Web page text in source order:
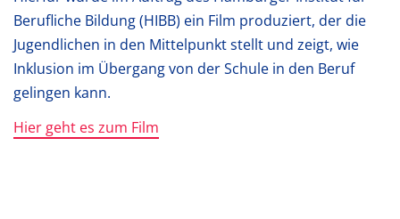
Berufliche Bildung (HIBB) ein Film produziert, der die
Jugendlichen in den Mittelpunkt stellt und zeigt, wie
Inklusion im Übergang von der Schule in den Beruf
gelingen kann.
Hier geht es zum Film